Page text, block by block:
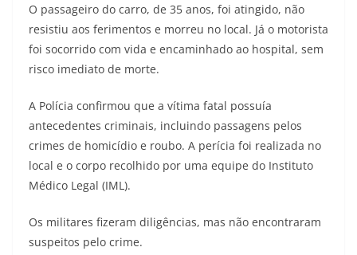
O passageiro do carro, de 35 anos, foi atingido, não
resistiu aos ferimentos e morreu no local. Já o motorista
foi socorrido com vida e encaminhado ao hospital, sem
risco imediato de morte.
A Polícia confirmou que a vítima fatal possuía
antecedentes criminais, incluindo passagens pelos
crimes de homicídio e roubo. A perícia foi realizada no
local e o corpo recolhido por uma equipe do Instituto
Médico Legal (IML).
Os militares fizeram diligências, mas não encontraram
suspeitos pelo crime.